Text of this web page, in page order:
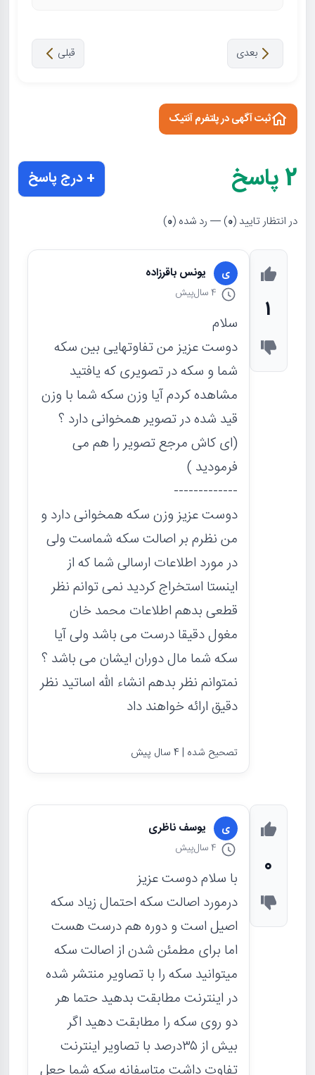
قبلی بعدی
ثبت آگهی در پلتفرم آنتیک
2پاسخ + درج پاسخ
در انتظار تایید (0) — رد شده (0
)
1
ی یونس باقرزاده
4 سال پیش
سلام
دوست عزیز من تفاوتهایی بین سکه
شما و سکه در تصویری که یافتید
مشاهده کردم آیا وزن سکه شما با وزن
قید شده در تصویر همخوانی دارد ؟
(ای کاش مرجع تصویر را هم می
فرمودید )
-------------
دوست عزیز وزن سکه همخوانی دارد و
من نظرم بر اصالت سکه شماست ولی
در مورد اطلاعات ارسالی شما که از
اینستا استخراج کردید نمی توانم نظر
قطعی بدهم اطلاعات محمد خان
مغول دقیقا درست می باشد ولی آیا
سکه شما مال دوران ایشان می باشد ؟
نمتوانم نظر بدهم انشاء الله اساتید نظر
دقیق ارائه خواهند داد
تصحیح شده | 4 سال پیش
0
ی یوسف ناظری
4 سال پیش
با سلام دوست عزیز
درمورد اصالت سکه احتمال زیاد سکه
اصیل است و دوره هم درست هست
اما برای مطمئن شدن از اصالت سکه
میتوانید سکه را با تصاویر منتشر شده
در اینترنت مطابقت بدهید حتما هر
دو روی سکه را مطابقت دهید اگر
بیش از ۳۵درصد با تصاویر اینترنت